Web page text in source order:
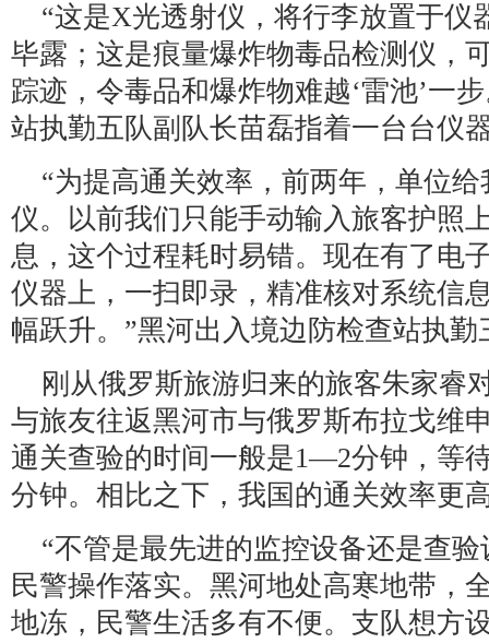
“这是X光透射仪，将行李放置于仪
毕露；这是痕量爆炸物毒品检测仪，
踪迹，令毒品和爆炸物难越‘雷池’一
站执勤五队副队长苗磊指着一台台仪
“为提高通关效率，前两年，单位
仪。以前我们只能手动输入旅客护照
息，这个过程耗时易错。现在有了电
仪器上，一扫即录，精准核对系统信
幅跃升。”黑河出入境边防检查站执
刚从俄罗斯旅游归来的旅客朱家睿
与旅友往返黑河市与俄罗斯布拉戈维
通关查验的时间一般是1—2分钟，等
分钟。相比之下，我国的通关效率更
“不管是最先进的监控设备还是查
民警操作落实。黑河地处高寒地带，
地冻，民警生活多有不便。支队想方